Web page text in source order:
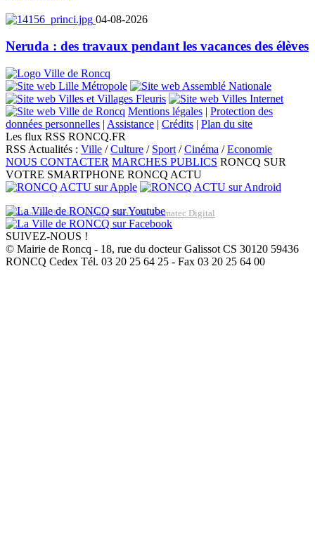
04-08-2026
Neruda : des travaux pendant les vacances des élèves
Mentions légales | Protection des
données personnelles | Assistance | Crédits | Plan du site
Les flux RSS RONCQ.FR
RSS Actualités : Ville /Culture / Sport /Cinéma /Economie
NOUS CONTACTER MARCHES PUBLICS RONCQ SUR
VOTRE SMARTPHONE RONCQ ACTU
Réalisation du site: Agence Web Lille Promatec Digital
SUIVEZ-NOUS !
© Mairie de Roncq - 18, rue du docteur Galissot CS 30120 59436
RONCQ Cedex Tél. 03 20 25 64 25 - Fax 03 20 25 64 00